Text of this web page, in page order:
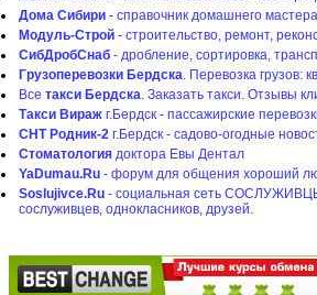
Дома Сибири - справочник домашнего мастера
Модуль-Строй - строительство, ремонт,
СибДробСнаб - дробление, сортировка,
Грузоперевозки Бердска . Перевозка грузов:
Все такси Бердска . Заказать такси. Отзывы
Такси Вираж г.Бердск - пассажирские
СНТ Родник-2 г.Бердск - садово-огодные
Стоматология доктора Евы Дентал
YaDumau.Ru - форум для общения хороший
Soslujivce.Ru - социальная сеть
сослуживцев, однокласников, друзей.